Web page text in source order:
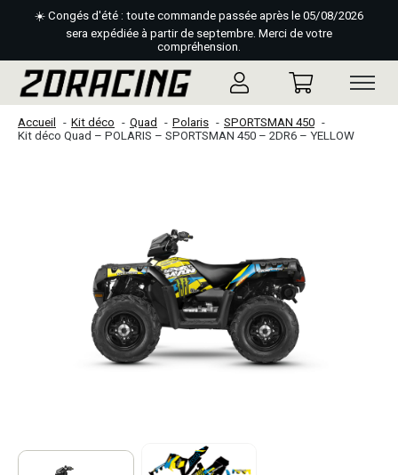
☀️ Congés d'été : toute commande passée après le 05/08/2026
sera expédiée à partir de septembre. Merci de votre
compréhension.
Accueil Kit déco Quad Polaris
SPORTSMAN 450
Kit déco Quad – POLARIS – SPORTSMAN 450 – 2DR6 – YELLOW